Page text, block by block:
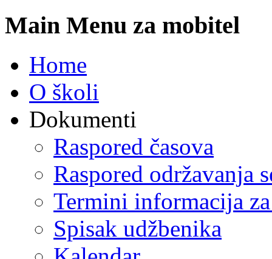
Main Menu za mobitel
Home
O školi
Dokumenti
Raspored časova
Raspored održavanja
Termini informacija
Spisak udžbenika